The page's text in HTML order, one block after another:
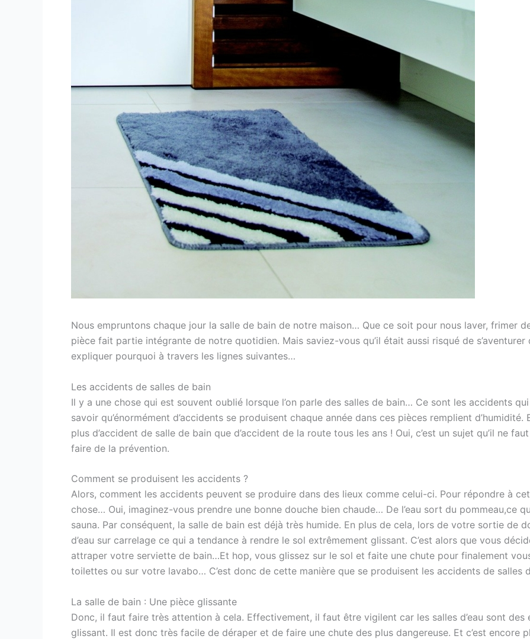
Nous empruntons chaque jour la salle de bain de notre maison… Que ce soit pour nous laver, frimer
pièce fait partie intégrante de notre quotidien. Mais saviez-vous qu’il était aussi risqué de
expliquer pourquoi à travers les lignes suivantes…
Les accidents de salles de bain
Il y a une chose qui est souvent oublié lorsque l’on parle des salles de bain… Ce sont les accidents
savoir qu’énormément d’accidents se produisent chaque année dans ces pièces remplient
plus d’accident de salle de bain que d’accident de la route tous les ans ! Oui, c’est un sujet qu’il ne
faire de la prévention.
Comment se produisent les accidents ?
Alors, comment les accidents peuvent se produire dans des lieux comme celui-ci. Pour répondre à
chose… Oui, imaginez-vous prendre une bonne douche bien chaude… De l’eau sort du pommeau,ce
sauna. Par conséquent, la salle de bain est déjà très humide. En plus de cela, lors de votre sortie de
d’eau sur carrelage ce qui a tendance à rendre le sol extrêmement glissant. C’est alors que vous
attraper votre serviette de bain…Et hop, vous glissez sur le sol et faite une chute pour finalement
toilettes ou sur votre lavabo… C’est donc de cette manière que se produisent les accidents de salles
La salle de bain : Une pièce glissante
Donc, il faut faire très attention à cela. Effectivement, il faut être vigilent car les salles d’eau sont
glissant. Il est donc très facile de déraper et de faire une chute des plus dangereuse. Et c’est encore